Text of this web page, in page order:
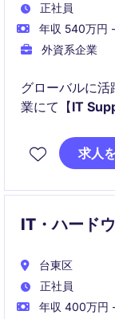
正社員
年収 540万円
外資系企業
グローバルに
業にて【IT
以下のことを
求人
IT・ハード
台東区
正社員
年収 400万円